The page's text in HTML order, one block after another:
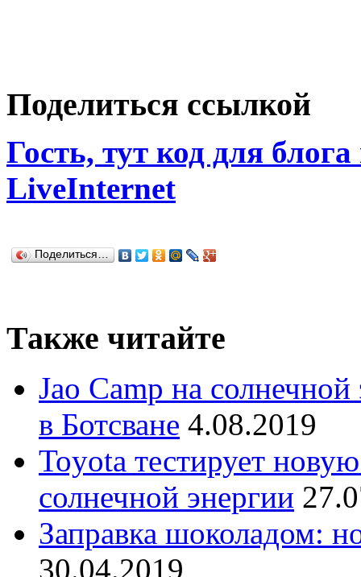
Поделиться ссылкой
Гость, тут код для
LiveInternet
Поделиться…
Также читайте
Jao Camp на
в Ботсване 4.08.2019
Toyota тестирует
солнечной энергии
Заправка шоколадом:
30.04.2019